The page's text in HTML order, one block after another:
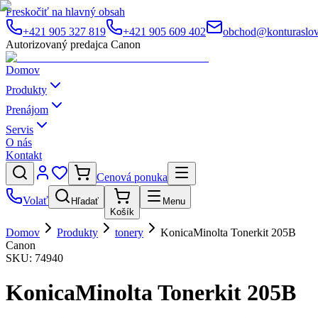
Preskočiť na hlavný obsah
+421 905 327 819
+421 905 609 402
Autorizovaný predajca Canon
Domov
Produkty
Prenájom
Servis
O nás
Kontakt
Cenová ponuka
Volať
Hľadať
Košík
Menu
Domov Produkty tonery
KonicaMinolta Tonerkit 205B
Canon
SKU: 74940
KonicaMinolta Tonerkit 205B